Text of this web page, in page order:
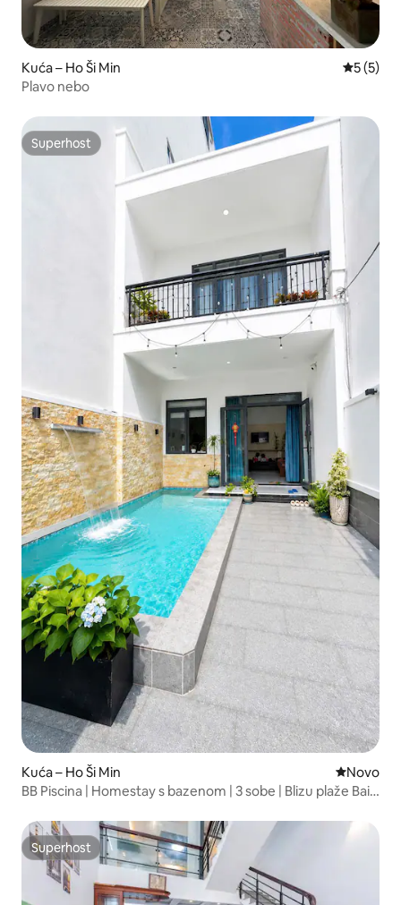
Kuća – Ho Ši Min
5 (5)
Plavo nebo
Superhost
Superhost
Kuća – Ho Ši Min Novi
Novo
BB Piscina | Homestay s bazenom | 3 sobe | Blizu plaže Bai
Superhost
Superhost